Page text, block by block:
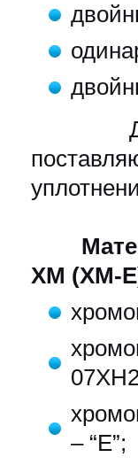
Для
ХМ (ХМ-
– “Е”;